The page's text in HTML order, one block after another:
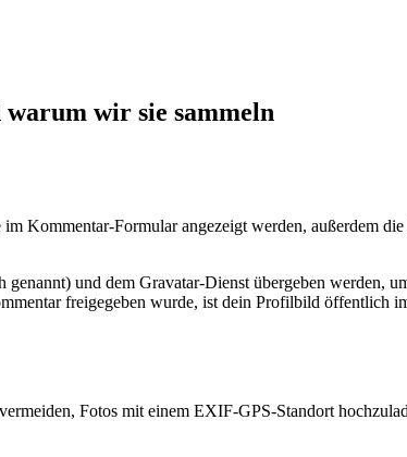
warum wir sie sammeln
Kommentar-Formular angezeigt werden, außerdem
und dem Gravatar-Dienst übergeben werden,
freigegeben wurde, ist dein Profilbild öffentlich
Fotos mit einem EXIF-GPS-Standort